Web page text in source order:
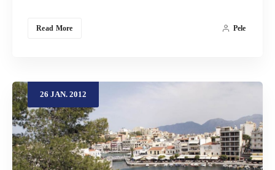
Read More Pele
26 JAN. 2012